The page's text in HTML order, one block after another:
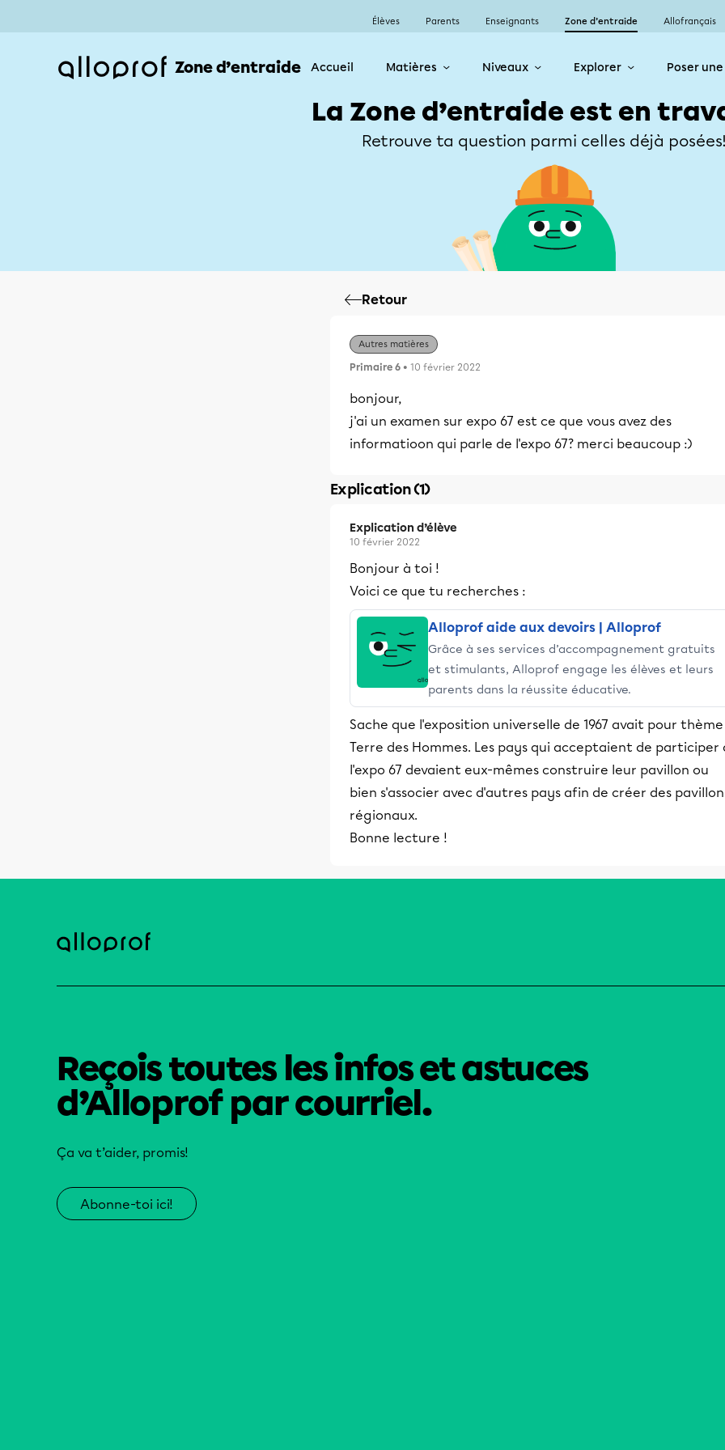
Élèves Parents Enseignants Zone d’entraide Allofrançais
Zone d’entraide Accueil Matières Niveaux Explorer Poser
La Zone d’entraide est en
Retrouve ta question parmi celles déjà
Retour
Autres matières
Primaire 6 • 10 février 2022
bonjour,
j'ai un examen sur expo 67 est ce que vous avez des
informatioon qui parle de l'expo 67? merci beaucoup :)
Explication (1)
Explication d’élève
10 février 2022
Bonjour à toi !
Voici ce que tu recherches :
Alloprof aide aux devoirs | Alloprof
Grâce à ses services d’accompagnement gratuits
et stimulants, Alloprof engage les élèves et leurs
parents dans la réussite éducative.
Sache que l'exposition universelle de 1967 avait pour
Terre des Hommes. Les pays qui acceptaient de participer
l'expo 67 devaient eux-mêmes construire leur pavillon ou
bien s'associer avec d'autres pays afin de créer des
régionaux.
Bonne lecture !
Reçois toutes les infos et astuces
d’Alloprof par courriel.
Ça va t’aider, promis!
Abonne-toi ici!